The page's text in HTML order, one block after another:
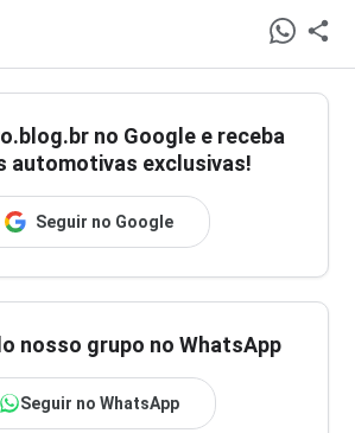
no Google e receba
automotivas exclusivas!
Seguir no Google
nosso grupo no WhatsApp
Seguir no WhatsApp